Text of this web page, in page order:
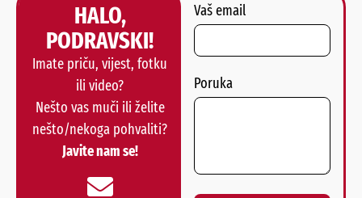
HALO,
PODRAVSKI!
Imate priču, vijest, fotku
ili video?
Nešto vas muči ili želite
nešto/nekoga pohvaliti?
Javite nam se!
Vaš email
Poruka